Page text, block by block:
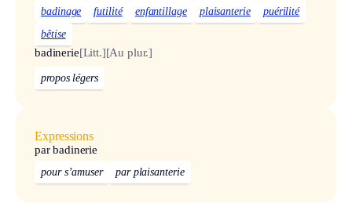
badinage futilité enfantillage plaisanterie
puérilité
bêtise
badinerie[Litt.][Au plur.]
propos légers
Expressions
par badinerie
pour s’amuser par plaisanterie